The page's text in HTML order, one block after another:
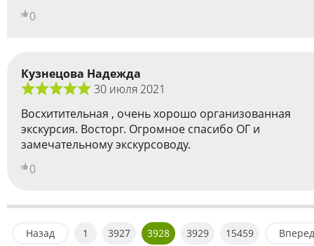
0
Кузнецова Надежда
30 июля 2021
Восхитительная , очень хорошо организованная
экскурсия. Восторг. Огромное спасибо ОГ и
замечательному экскурсоводу.
0
Назад 1 3927 3928 3929 15459 Вперед